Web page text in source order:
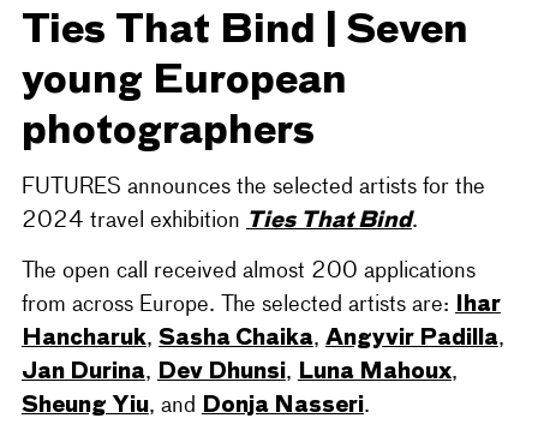
Ties That Bind | Seven
young European
photographers
FUTURES announces the selected artists for the
2024 travel exhibition Ties That Bind.
The open call received almost 200 applications
from across Europe. The selected artists are: Ihar
Hancharuk, Sasha Chaika, Angyvir Padilla,
Jan Durina, Dev Dhunsi, Luna Mahoux,
Sheung Yiu, and Donja Nasseri.